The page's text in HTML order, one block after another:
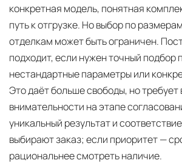
конкретная модель, понятная
путь к отгрузке. Но выбор по
отделкам может быть ограничен.
подходит, если нужен точный подбор
нестандартные параметры или
Это даёт больше свободы, но требует
внимательности на этапе
уникальный результат и
выбирают заказ; если приоритет —
рациональнее смотреть наличие.